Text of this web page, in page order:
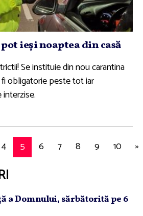
ieşi noaptea din casă
Se instituie din nou carantina
obligatorie peste tot iar
4 5 6 7 8 9 10 »
a Domnului, sărbătorită pe 6